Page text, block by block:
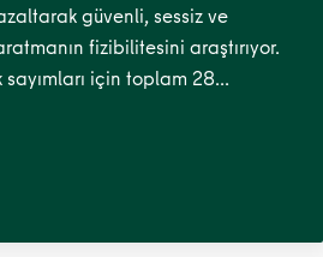
güvenli, sessiz ve
fizibilitesini araştırıyor.
sayımları için toplam 28…